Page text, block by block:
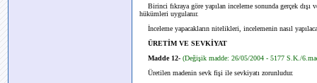
Birinci fıkraya göre yapılan inceleme sonunda gerçek dışı
hükümleri uygulanır.
İnceleme yapacakların nitelikleri, incelemenin nasıl
ÜRETİM VE SEVKİYAT
Madde 12- (Değişik madde: 26/05/2004 - 5177 S.K./
Üretilen madenin sevk fişi ile sevkiyatı zorunludur.